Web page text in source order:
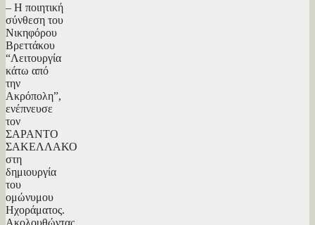
– Η ποιητική
σύνθεση του
Νικηφόρου
Βρεττάκου
“Λειτουργία
κάτω από
την
Ακρόπολη”,
ενέπνευσε
τον
ΣΑΡΑΝΤΟ
ΣΑΚΕΛΛΑΚΟ
στη
δημιουργία
του
ομώνυμου
Ηχοράματος.
Ακολουθώντας